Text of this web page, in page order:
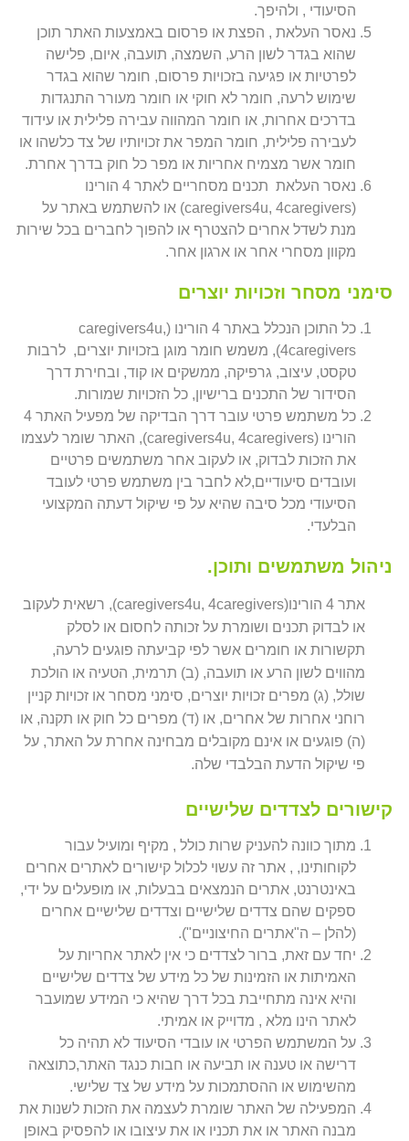
הסיעודי , ולהיפך.
נאסר העלאת , הפצת או פרסום באמצעות האתר תוכן
שהוא בגדר לשון הרע, השמצה, תועבה, איום, פלישה
לפרטיות או פגיעה בזכויות פרסום, חומר שהוא בגדר
שימוש לרעה, חומר לא חוקי או חומר מעורר התנגדות
בדרכים אחרות, או חומר המהווה עבירה פלילית או עידוד
לעבירה פלילית, חומר המפר את זכויותיו של צד כלשהו או
חומר אשר מצמיח אחריות או מפר כל חוק בדרך אחרת.
נאסר העלאת תכנים מסחריים לאתר 4 הורינו
(caregivers4u, 4caregivers) או להשתמש באתר על
מנת לשדל אחרים להצטרף או להפוך לחברים בכל שירות
מקוון מסחרי אחר או ארגון אחר.
סימני מסחר וזכויות יוצרים
כל התוכן הנכלל באתר 4 הורינו (caregivers4u,
4caregivers), משמש חומר מוגן בזכויות יוצרים, לרבות
טקסט, עיצוב, גרפיקה, ממשקים או קוד, ובחירת דרך
הסידור של התכנים ברישיון, כל הזכויות שמורות.
כל משתמש פרטי עובר דרך הבדיקה של מפעיל האתר 4
הורינו (caregivers4u, 4caregivers), האתר שומר לעצמו
את הזכות לבדוק, או לעקוב אחר משתמשים פרטיים
ועובדים סיעודיים,לא לחבר בין משתמש פרטי לעובד
הסיעודי מכל סיבה שהיא על פי שיקול דעתה המקצועי
הבלעדי.
ניהול משתמשים ותוכן.
אתר 4 הורינו(caregivers4u, 4caregivers), רשאית לעקוב
או לבדוק תכנים ושומרת על זכותה לחסום או לסלק
תקשורות או חומרים אשר לפי קביעתה פוגעים לרעה,
מהווים לשון הרע או תועבה, (ב) תרמית, הטעיה או הולכת
שולל, (ג) מפרים זכויות יוצרים, סימני מסחר או זכויות קניין
רוחני אחרות של אחרים, או (ד) מפרים כל חוק או תקנה, או
(ה) פוגעים או אינם מקובלים מבחינה אחרת על האתר, על
פי שיקול הדעת הבלבדי שלה.
קישורים לצדדים שלישיים
מתוך כוונה להעניק שרות כולל , מקיף ומועיל עבור
לקוחותינו, , אתר זה עשוי לכלול קישורים לאתרים אחרים
באינטרנט, אתרים הנמצאים בבעלות, או מופעלים על ידי,
ספקים שהם צדדים שלישיים וצדדים שלישיים אחרים
(להלן – ה"אתרים החיצוניים").
יחד עם זאת, ברור לצדדים כי אין לאתר אחריות על
האמיתות או הזמינות של כל מידע של צדדים שלישיים
והיא אינה מתחייבת בכל דרך שהיא כי המידע שמועבר
לאתר הינו מלא , מדוייק או אמיתי.
על המשתמש הפרטי או עובדי הסיעוד לא תהיה כל
דרישה או טענה או תביעה או חבות כנגד האתר,כתוצאה
מהשימוש או ההסתמכות על מידע של צד שלישי.
המפעילה של האתר שומרת לעצמה את הזכות לשנות את
מבנה האתר או את תכניו או את עיצובו או להפסיק באופן